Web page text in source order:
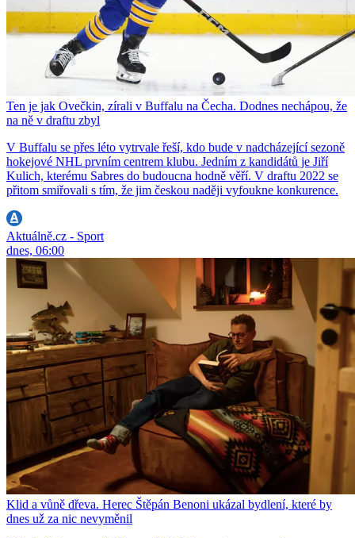
Ten je jak Ovečkin, zírali v Buffalu na Čecha. Dodnes nechápou, že
na ně v draftu zbyl
V Buffalu se přes léto vytrvale řeší, kdo bude v nadcházející sezoně
hokejové NHL prvním centrem klubu. Jedním z kandidátů je Jiří
Kulich, kterému Sabres do budoucna hodně věří. V draftu 2022 se
přitom smiřovali s tím, že jim českou naději vyfoukne konkurence.
Aktuálně.cz - Sport
dnes, 06:00
Klid a vůně dřeva. Herec Štěpán Benoni ukázal bydlení, které by
dnes už za nic nevyměnil